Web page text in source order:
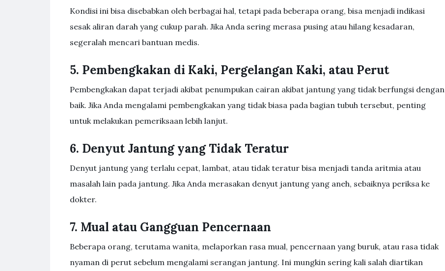
Kondisi ini bisa disebabkan oleh berbagai hal, tetapi pada beberapa orang, bisa menjadi indikasi
sesak aliran darah yang cukup parah. Jika Anda sering merasa pusing atau hilang kesadaran,
segeralah mencari bantuan medis.
5. Pembengkakan di Kaki, Pergelangan Kaki, atau Perut
Pembengkakan dapat terjadi akibat penumpukan cairan akibat jantung yang tidak berfungsi dengan
baik. Jika Anda mengalami pembengkakan yang tidak biasa pada bagian tubuh tersebut, penting
untuk melakukan pemeriksaan lebih lanjut.
6. Denyut Jantung yang Tidak Teratur
Denyut jantung yang terlalu cepat, lambat, atau tidak teratur bisa menjadi tanda aritmia atau
masalah lain pada jantung. Jika Anda merasakan denyut jantung yang aneh, sebaiknya periksa ke
dokter.
7. Mual atau Gangguan Pencernaan
Beberapa orang, terutama wanita, melaporkan rasa mual, pencernaan yang buruk, atau rasa tidak
nyaman di perut sebelum mengalami serangan jantung. Ini mungkin sering kali salah diartikan